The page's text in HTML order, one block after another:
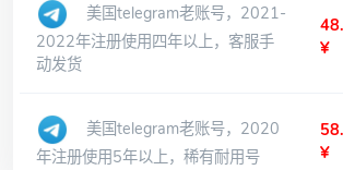
美国telegram老账号，2021-
2022年注册使用四年以上，客服手
动发货
¥
美国telegram老账号，2020
年注册使用5年以上，稀有耐用号
¥